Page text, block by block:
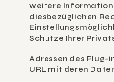
weitere
diesbezüglichen
Schutze Ihrer
Adressen des Plug-
URL mit deren